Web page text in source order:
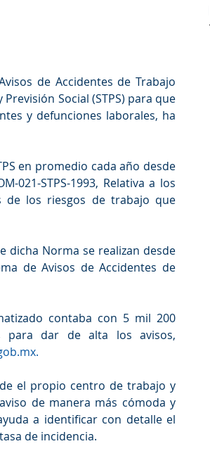
de Accidentes de Trabajo
Social (STPS) para que
y defunciones laborales, ha
en promedio cada año desde
021-STPS-1993, Relativa a los
de los riesgos de trabajo que
dicha Norma se realizan desde
de Avisos de Accidentes de
contaba con 5 mil 200
para dar de alta los avisos,
el propio centro de trabajo y
de manera más cómoda y
a identificar con detalle el
de incidencia.